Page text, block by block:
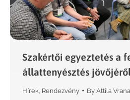
Szakértői egyeztetés a
állattenyésztés
Hírek Rendezvény By Attila Vrana